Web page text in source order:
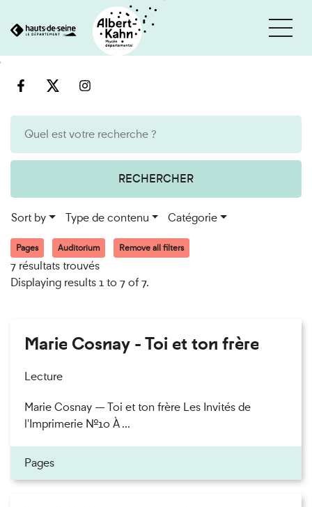
engine
RECHERCHER
Sort by Type de contenu Catégorie
Pages Auditorium Remove all filters
7 résultats trouvés
Displaying results 1 to 7 of 7.
Marie Cosnay - Toi et ton frère
Lecture
Marie Cosnay — Toi et ton frère Les Invités de
l'Imprimerie n°10 À ...
Pages
Cookies management panel